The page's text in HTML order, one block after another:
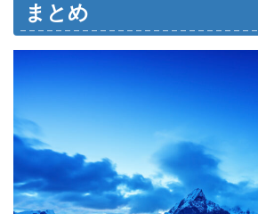
まとめ